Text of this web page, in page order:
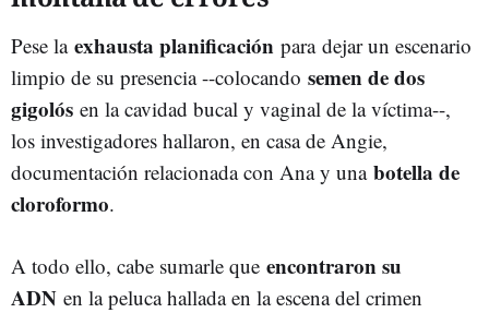
Pese la exhausta planificación para dejar un escenario
limpio de su presencia --colocando semen de dos
gigolós en la cavidad bucal y vaginal de la víctima--,
los investigadores hallaron, en casa de Angie,
documentación relacionada con Ana y una botella de
cloroformo.
A todo ello, cabe sumarle que encontraron su
ADN en la peluca hallada en la escena del crimen